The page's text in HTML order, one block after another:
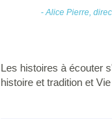
- Alice Pierre,
Les histoires à écouter
histoire et tradition et